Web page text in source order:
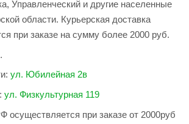
Управленческий и другие населенные
области. Курьерская доставка
при заказе на сумму более 2000 руб.
ул. Юбилейная 2в
ул. Физкультурная 119
осуществляется при заказе от 2000руб